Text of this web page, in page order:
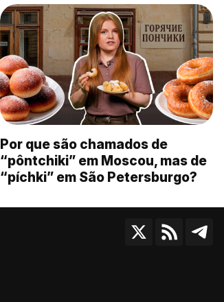
Por que são chamados de
“pôntchiki” em Moscou, mas de
“píchki” em São Petersburgo?